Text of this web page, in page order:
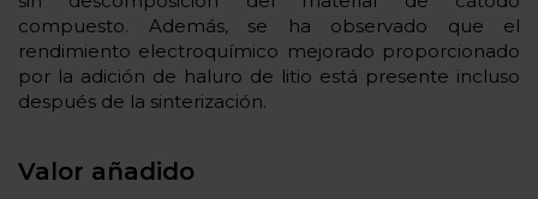
compuesto. Además, se ha observado que el
rendimiento electroquímico mejorado proporcionado
por la adición de haluro de litio está presente incluso
después de la sinterización.
Valor añadido